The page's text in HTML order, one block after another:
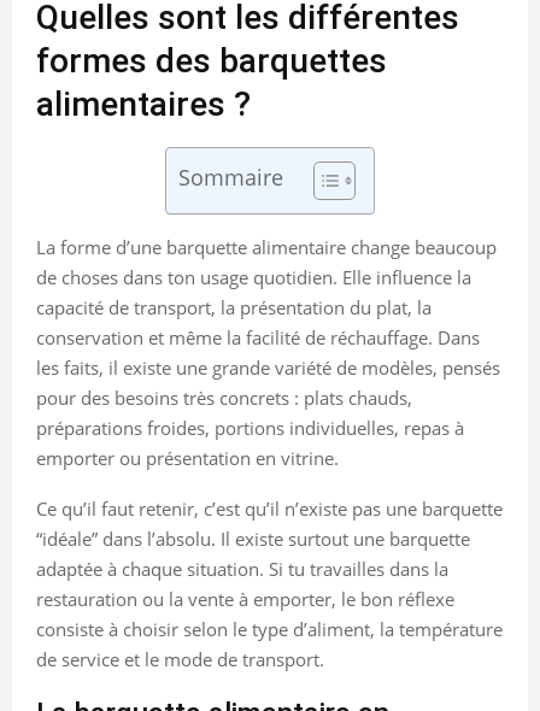
Quelles sont les différentes
formes des barquettes
alimentaires ?
Sommaire
La forme d’une barquette alimentaire change beaucoup
de choses dans ton usage quotidien. Elle influence la
capacité de transport, la présentation du plat, la
conservation et même la facilité de réchauffage. Dans
les faits, il existe une grande variété de modèles, pensés
pour des besoins très concrets : plats chauds,
préparations froides, portions individuelles, repas à
emporter ou présentation en vitrine.
Ce qu’il faut retenir, c’est qu’il n’existe pas une barquette
“idéale” dans l’absolu. Il existe surtout une barquette
adaptée à chaque situation. Si tu travailles dans la
restauration ou la vente à emporter, le bon réflexe
consiste à choisir selon le type d’aliment, la température
de service et le mode de transport.